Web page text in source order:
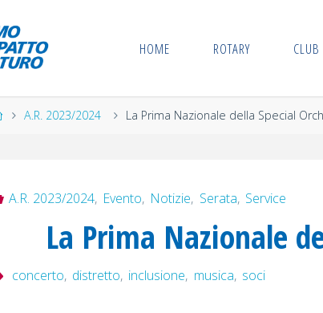
HOME ROTARY CLUB
HomeA.R. 2023/2024 La Prima Nazionale della Special
A.R. 2023/2024, Evento, Notizie, Serata, Service
La Prima Nazionale
concerto, distretto, inclusione, musica, soci